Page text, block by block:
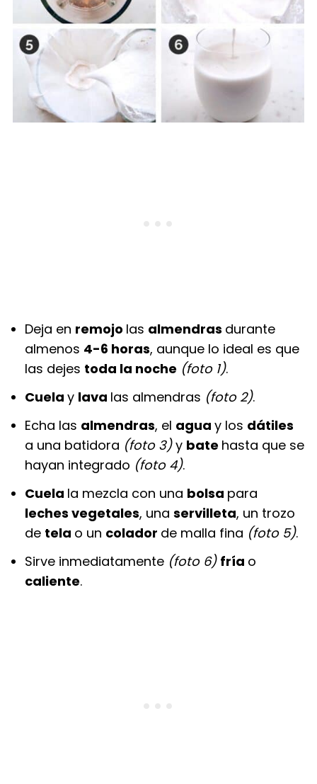
Deja en remojo las almendras durante
almenos 4-6 horas, aunque lo ideal es que
las dejes toda la noche (foto 1).
Cuela y lava las almendras (foto 2).
Echa las almendras, el agua y los dátiles
a una batidora (foto 3)y bate hasta que se
hayan integrado (foto 4).
Cuela la mezcla con una bolsa para
leches vegetales, una servilleta, un trozo
de tela o un colador de malla fina (foto 5).
Sirve inmediatamente (foto 6) fría o
caliente.